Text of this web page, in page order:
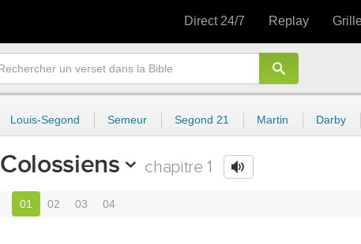
Direct 24/7 Replay
Louis-Segond Semeur Segond 21 Martin Darby
Colossiens chapitre 1
01 02 03 04